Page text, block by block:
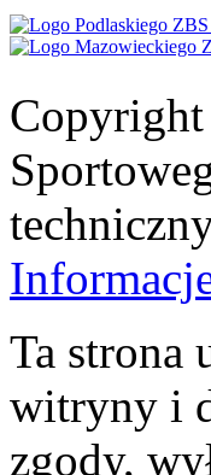
Ta strona
witryny i
zgody,